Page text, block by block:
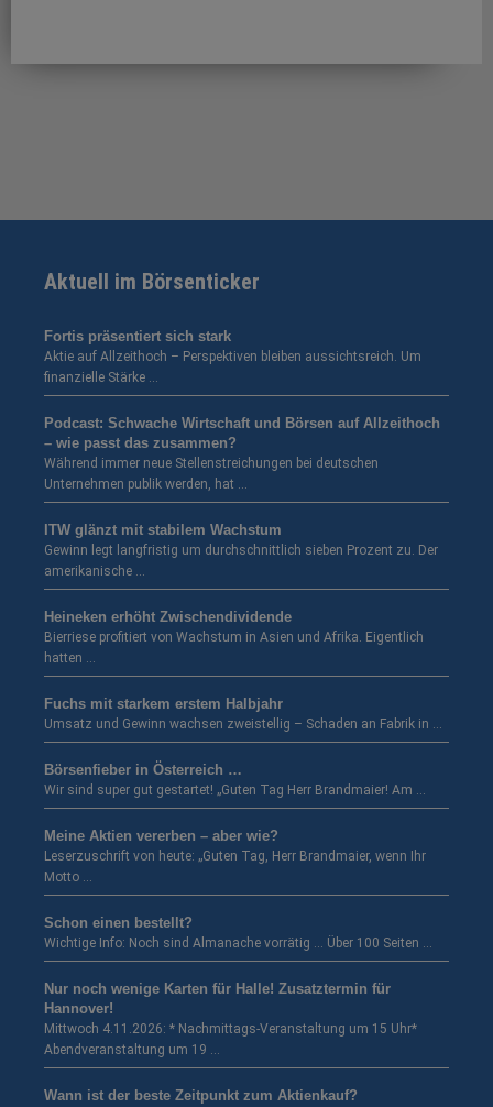
Aktuell im Börsenticker
Fortis präsentiert sich stark
Aktie auf Allzeithoch – Perspektiven bleiben aussichtsreich. Um
finanzielle Stärke …
Podcast: Schwache Wirtschaft und Börsen auf Allzeithoch
– wie passt das zusammen?
Während immer neue Stellenstreichungen bei deutschen
Unternehmen publik werden, hat …
ITW glänzt mit stabilem Wachstum
Gewinn legt langfristig um durchschnittlich sieben Prozent zu. Der
amerikanische …
Heineken erhöht Zwischendividende
Bierriese profitiert von Wachstum in Asien und Afrika. Eigentlich
hatten …
Fuchs mit starkem erstem Halbjahr
Umsatz und Gewinn wachsen zweistellig – Schaden an Fabrik in …
Börsenfieber in Österreich …
Wir sind super gut gestartet! „Guten Tag Herr Brandmaier! Am …
Meine Aktien vererben – aber wie?
Leserzuschrift von heute: „Guten Tag, Herr Brandmaier, wenn Ihr
Motto …
Schon einen bestellt?
Wichtige Info: Noch sind Almanache vorrätig … Über 100 Seiten …
Nur noch wenige Karten für Halle! Zusatztermin für
Hannover!
Mittwoch 4.11.2026: * Nachmittags-Veranstaltung um 15 Uhr*
Abendveranstaltung um 19 …
Wann ist der beste Zeitpunkt zum Aktienkauf?